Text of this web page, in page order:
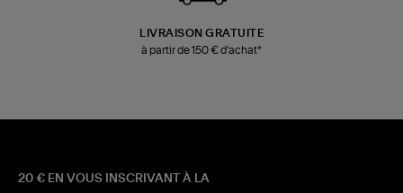
LIVRAISON GRATUITE
à partir de 150 € d'achat*
20 € EN VOUS INSCRIVANT À LA